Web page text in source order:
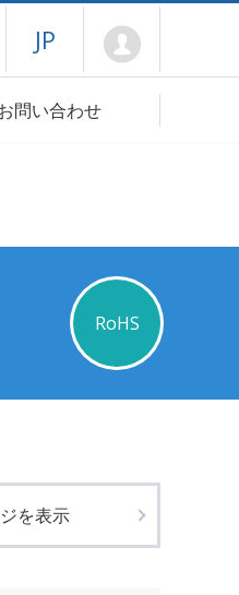
ドロワーメニューを開く
JP
問い合わせ
RoHS
を表示